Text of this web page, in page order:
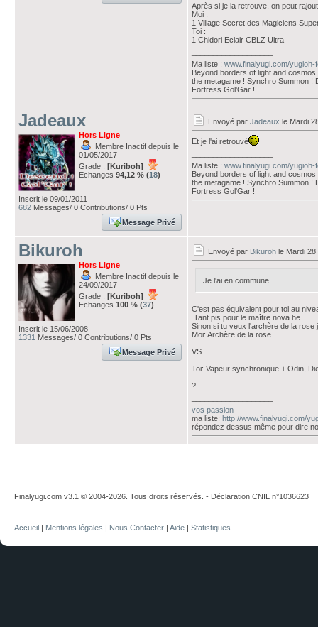
Après si je la retrouve, on peut
Moi :
1 Village Secret des Magiciens
Toi :
1 Chidori Eclair CBLZ Ultra
Ma liste : www.finalyugi.com/
Beyond borders of light and
the metagame ! Synchro Summon
Fortress Gol'Gar !
Jadeaux
Hors Ligne
Membre Inactif depuis le
01/05/2017
Grade : [Kuriboh]
Echanges 94,12 % (18)
Inscrit le 09/01/2011
682 Messages/ 0 Contributions/ 0 Pts
Message Privé
Envoyé par Jadeaux le Mardi
Et je l'ai retrouvé
Ma liste : www.finalyugi.com/
Beyond borders of light and
the metagame ! Synchro Summon
Fortress Gol'Gar !
Bikuroh
Hors Ligne
Membre Inactif depuis le
24/09/2017
Grade : [Kuriboh]
Echanges 100 % (37)
Inscrit le 15/06/2008
1331 Messages/ 0 Contributions/ 0 Pts
Message Privé
Envoyé par Bikuroh le Mardi
Je l'ai en commune
C'est pas équivalent pour toi au
Tant pis pour le maître nova he.
Sinon si tu veux l'archère de la rose
Moi: Archère de la rose
VS
Toi: Vapeur synchronique + Odin,
?
vos passion
ma liste: http://www.finalyugi.com/
répondez dessus même pour dire
Finalyugi.com v3.1 © 2004-2026. Tous droits réservés. - Déclaration CNIL n°1036623
Accueil | Mentions légales | Nous Contacter | Aide | Statistiques